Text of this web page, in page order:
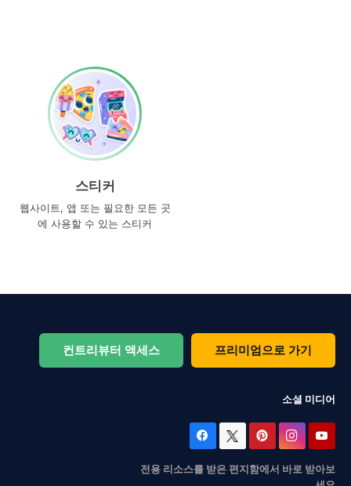
스티커
웹사이트, 앱 또는 필요한 모든 곳
에 사용할 수 있는 스티커
컨트리뷰터 액세스 프리미엄으로 가기
소셜 미디어
전용 리소스를 받은 편지함에서 바로 받아보